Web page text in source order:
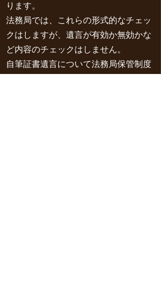
ります。
法務局では、これらの形式的なチェッ
クはしますが、遺言が有効か無効かな
ど内容のチェックはしません。
自筆証書遺言について法務局保管制度